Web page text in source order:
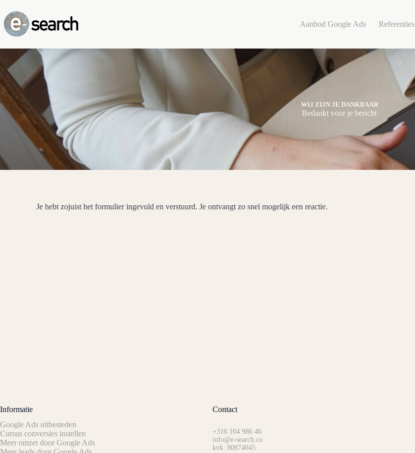
naar
de
inhoud
Aanbod Google Ads Referenties
WIJ ZIJN JE DANKBAAR
Bedankt voor je bericht
Je hebt zojuist het formulier ingevuld en verstuurd. Je ontvangt zo snel mogelijk een reactie.
Informatie
Google Ads uitbesteden
Cursus conversies instellen
Meer omzet door Google Ads
Contact
+316 104 986 46
info@e-search.co
kvk: 80874045